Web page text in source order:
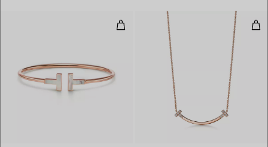
Wire Armreif in Roségold mit
3 Materialien